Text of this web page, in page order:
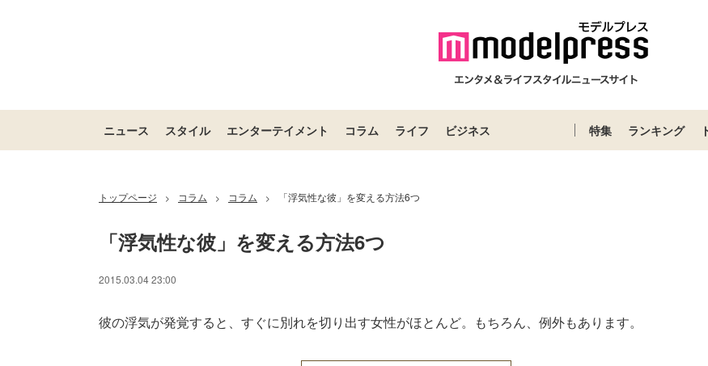
ニュース スタイル エンターテイメント コラム ライフ ビジネス 特集 ランキング
トップページ > コラム > コラム > 「浮気性な彼」を変える方法6つ
「浮気性な彼」を変える方法6つ
2015.03.04 23:00
彼の浮気が発覚すると、すぐに別れを切り出す女性がほとんど。もちろん、例外もあります。